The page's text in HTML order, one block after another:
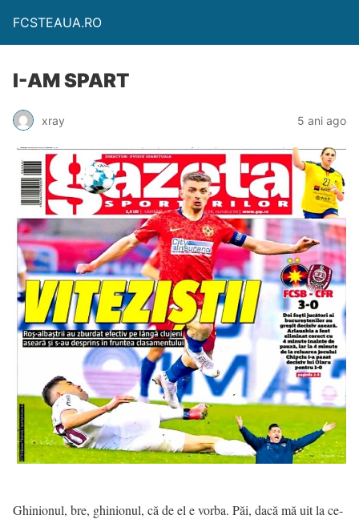
FCSTEAUA.RO
I-AM SPART
xray 5 ani ago
Ghinionul, bre, ghinionul, că de el e vorba. Păi, dacă mă uit la ce-